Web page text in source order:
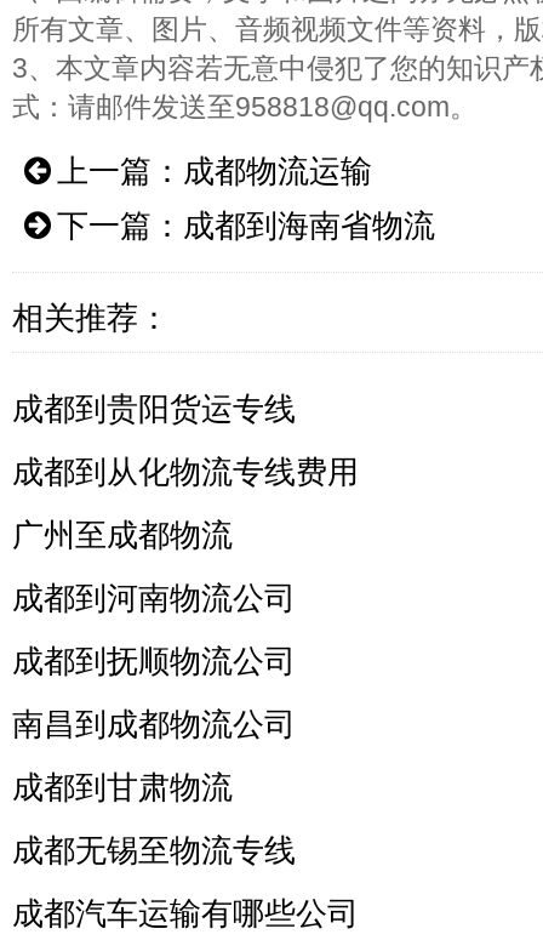
所有文章、图片、音频视频文件等资料，
3、本文章内容若无意中侵犯了您的知识
式：请邮件发送至958818@qq.com。
上一篇： 成都物流运输
下一篇： 成都到海南省物流
相关推荐：
成都到贵阳货运专线
成都到从化物流专线费用
广州至成都物流
成都到河南物流公司
成都到抚顺物流公司
南昌到成都物流公司
成都到甘肃物流
成都无锡至物流专线
成都汽车运输有哪些公司